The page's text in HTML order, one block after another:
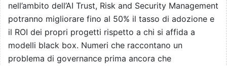
nell’ambito dell’AI Trust, Risk and Security Management
potranno migliorare fino al 50% il tasso di adozione e
il ROI dei propri progetti rispetto a chi si affida a
modelli black box. Numeri che raccontano un
problema di governance prima ancora che